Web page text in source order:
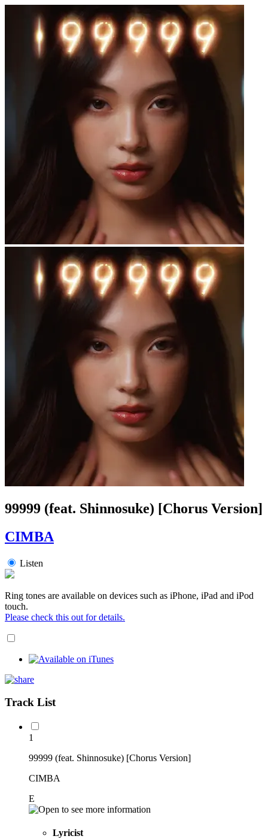
99999 (feat. Shinnosuke) [Chorus Version]
CIMBA
Listen
Ring tones are available on devices such as iPhone, iPad and iPod
touch.
Please check this out for details.
Track List
1
99999 (feat. Shinnosuke) [Chorus Version]
CIMBA
E
Lyricist